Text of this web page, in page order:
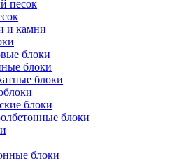
песок
и камни
блоки
блоки
блоки
блоки
блоки
блоки